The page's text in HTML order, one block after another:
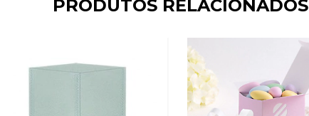
PRODUTOS RELACIONADOS